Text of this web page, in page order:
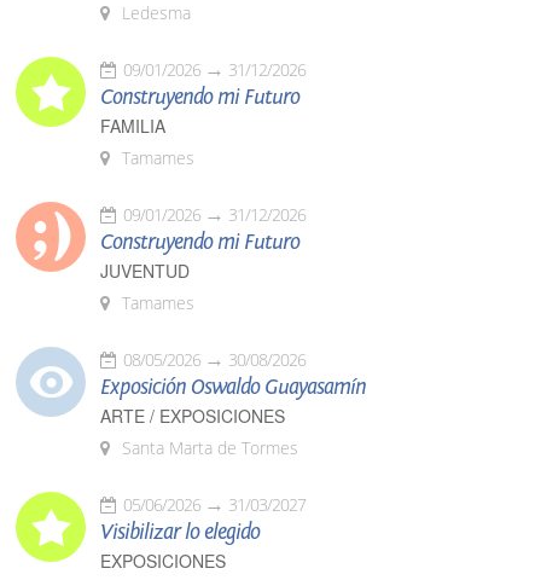
Ledesma
09/01/2026 31/12/2026
Construyendo mi Futuro
FAMILIA
Tamames
09/01/2026 31/12/2026
Construyendo mi Futuro
JUVENTUD
Tamames
08/05/2026 30/08/2026
Exposición Oswaldo Guayasamín
ARTE / EXPOSICIONES
Santa Marta de Tormes
05/06/2026 31/03/2027
Visibilizar lo elegido
EXPOSICIONES